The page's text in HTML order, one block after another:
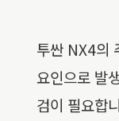
투싼 NX4의
요인으로 발
검이 필요합